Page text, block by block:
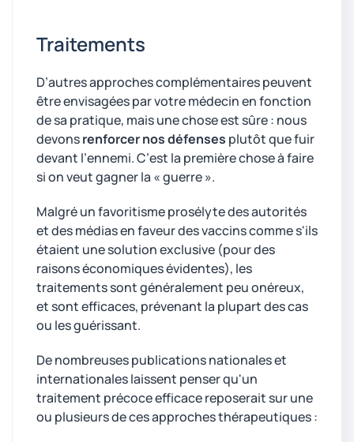
Traitements
D’autres approches complémentaires peuvent
être envisagées par votre médecin en fonction
de sa pratique, mais une chose est sûre : nous
devonsrenforcer nos défenses plutôt que fuir
devant l’ennemi. C’est la première chose à faire
si on veut gagner la « guerre ».
Malgré un favoritisme prosélyte des autorités
et des médias en faveur des vaccins comme s'ils
étaient une solution exclusive (pour des
raisons économiques évidentes), les
traitements sont généralement peu onéreux,
et sont efficaces, prévenant la plupart des cas
ou les guérissant.
De nombreuses publications nationales et
internationales laissent penser qu'un
traitement précoce efficace reposerait sur une
ou plusieurs de ces approches thérapeutiques :